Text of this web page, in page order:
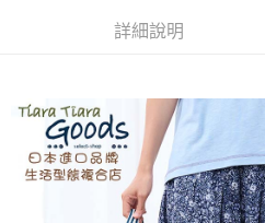
【關於「AFTEE先享後付」】
２．便利：只要手機號碼，簡訊認證，即
３．安心：先確認商品／服務後，再付款
【「AFTEE先享後付」結帳流程】
１．於結帳方式選擇「AFTEE先享後付
結帳頁面，進行簡訊認證並確認金額後，
運送方式
全家取貨付款
每筆NT$60，滿NT$1,800(含以上)
詳細說明